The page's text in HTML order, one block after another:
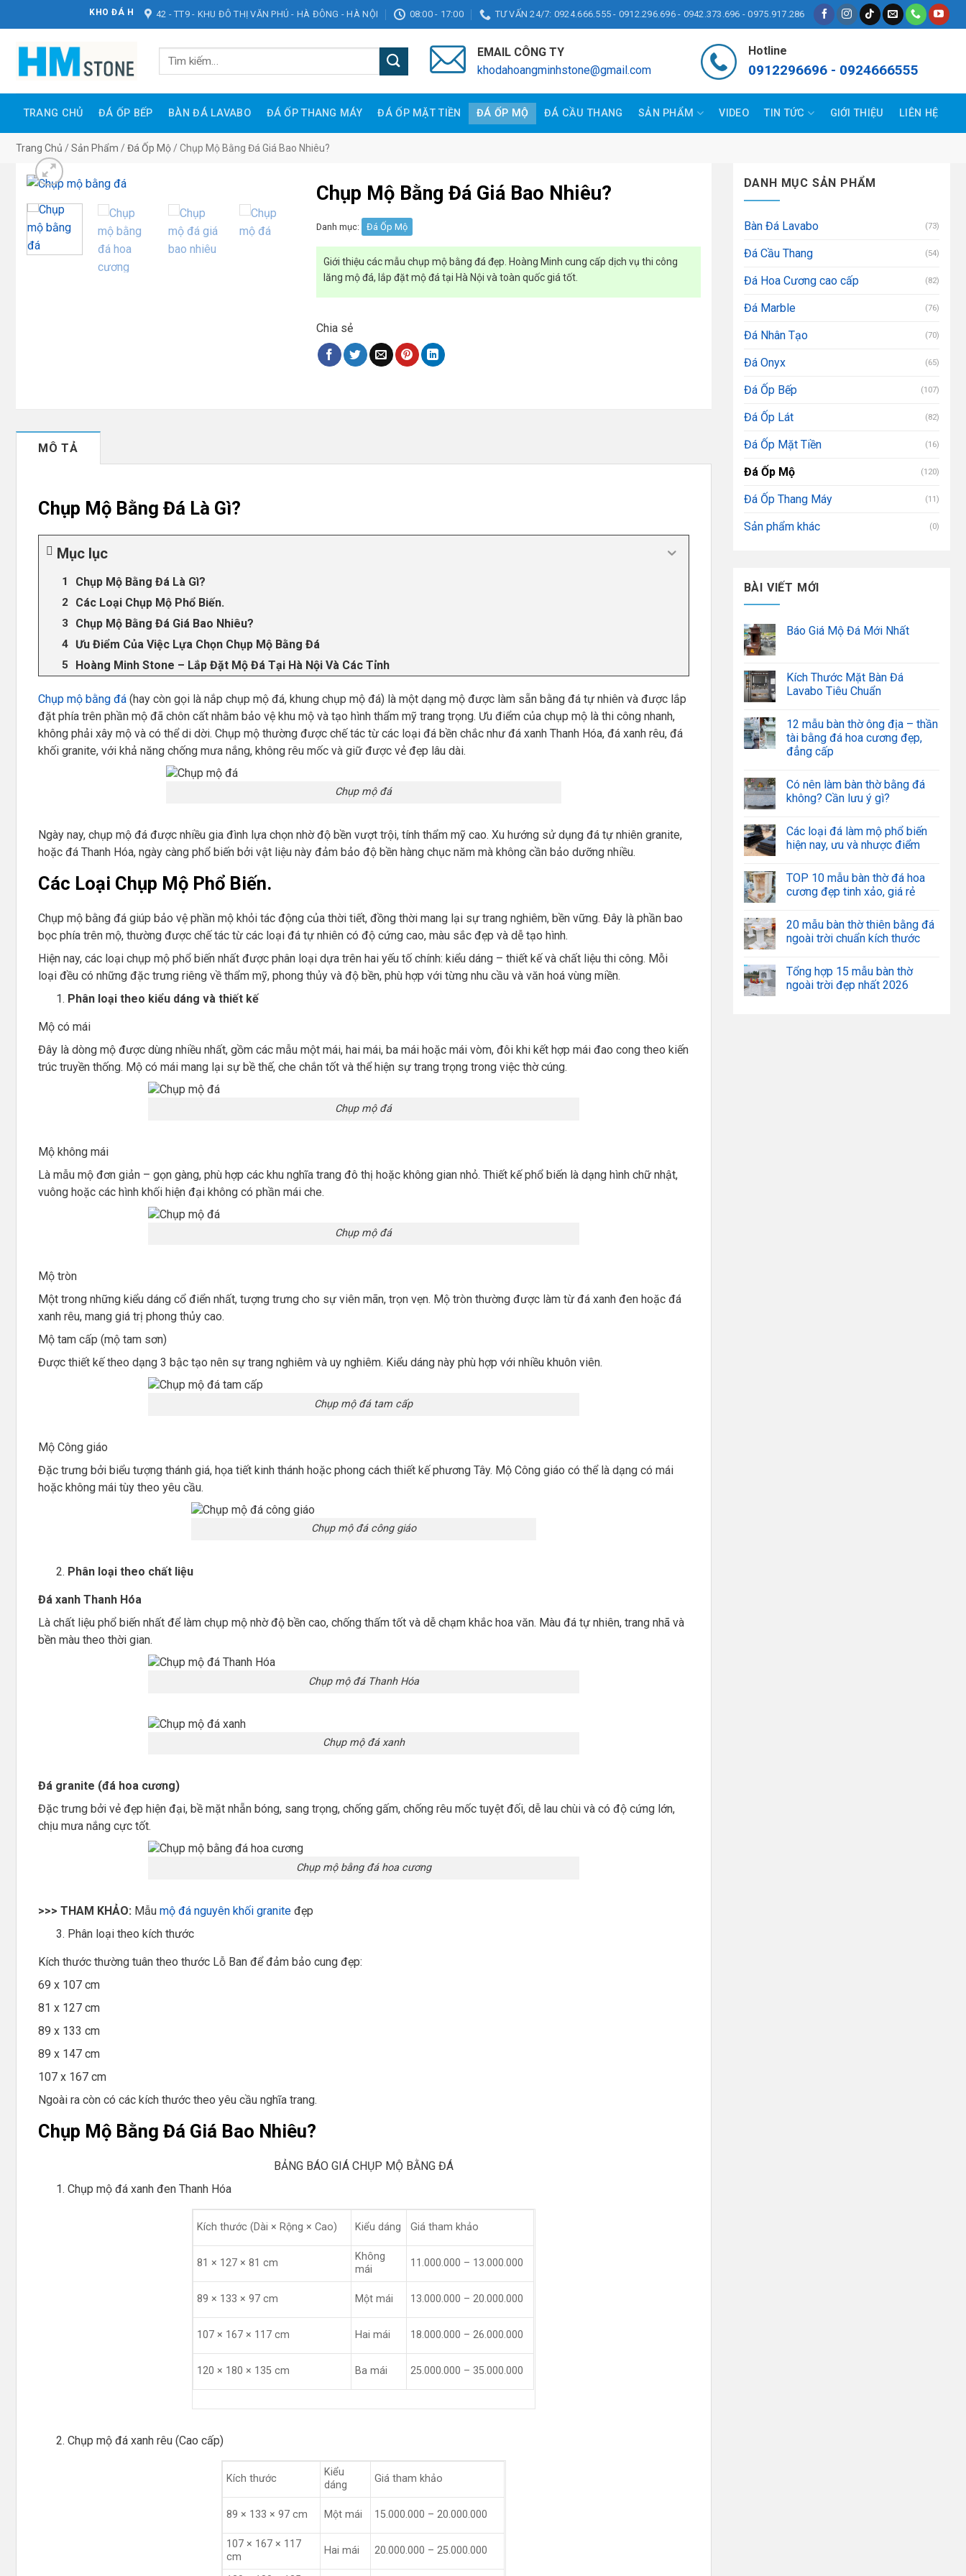
qua
KHO ĐÁ HOÀNG MINH STONE 42 - TT9 - KHU ĐÔ THỊ VĂN PHÚ - HÀ ĐÔNG - HÀ NỘI 08:00 - 17:00 TƯ VẤN 24/7: 0924.666.555 - 0912.296.696 - 0942.373.696 - 0975.917.286
Tìm
kiếm:
EMAIL CÔNG TY
khodahoangminhstone@gmail.com
Hotline
0912296696 - 0924666555
TRANG CHỦ ĐÁ ỐP BẾP BÀN ĐÁ LAVABO ĐÁ ỐP THANG MÁY ĐÁ ỐP MẶT TIỀN ĐÁ ỐP MỘ ĐÁ CẦU THANG SẢN PHẨM VIDEO TIN TỨC GIỚI THIỆU LIÊN HỆ
Trang Chủ / Sản Phẩm / Đá Ốp Mộ / Chụp Mộ Bằng Đá Giá Bao Nhiêu?
DANH MỤC SẢN PHẨM
Bàn Đá Lavabo (73)
Đá Cầu Thang (54)
Đá Hoa Cương cao cấp (82)
Đá Marble (76)
Đá Nhân Tạo (70)
Đá Onyx (65)
Đá Ốp Bếp (107)
Đá Ốp Lát (82)
Đá Ốp Mặt Tiền (16)
Đá Ốp Mộ (120)
Đá Ốp Thang Máy (11)
Sản phẩm khác (0)
BÀI VIẾT MỚI
Báo Giá Mộ Đá Mới Nhất
Kích Thước Mặt Bàn Đá
Lavabo Tiêu Chuẩn
12 mẫu bàn thờ ông địa – thần
tài bằng đá hoa cương đẹp,
đẳng cấp
Có nên làm bàn thờ bằng đá
không? Cần lưu ý gì?
Các loại đá làm mộ phổ biến
hiện nay, ưu và nhược điểm
TOP 10 mẫu bàn thờ đá hoa
cương đẹp tinh xảo, giá rẻ
20 mẫu bàn thờ thiên bằng đá
ngoài trời chuẩn kích thước
Tổng hợp 15 mẫu bàn thờ
ngoài trời đẹp nhất 2026
Chụp Mộ Bằng Đá Giá Bao Nhiêu?
Danh mục: Đá Ốp Mộ
Giới thiệu các mẫu chụp mộ bằng đá đẹp. Hoàng Minh cung cấp dịch vụ thi công
lăng mộ đá, lắp đặt mộ đá tại Hà Nội và toàn quốc giá tốt.
Chia sẻ
MÔ TẢ
Chụp Mộ Bằng Đá Là Gì?
Mục lục
Chụp Mộ Bằng Đá Là Gì?
Các Loại Chụp Mộ Phổ Biến.
Chụp Mộ Bằng Đá Giá Bao Nhiêu?
Ưu Điểm Của Việc Lựa Chọn Chụp Mộ Bằng Đá
Hoàng Minh Stone – Lắp Đặt Mộ Đá Tại Hà Nội Và Các Tỉnh
Chụp mộ bằng đá (hay còn gọi là nắp chụp mộ đá, khung chụp mộ đá) là một dạng mộ được làm sẵn bằng đá tự nhiên và được lắp
đặt phía trên phần mộ đã chôn cất nhằm bảo vệ khu mộ và tạo hình thẩm mỹ trang trọng. Ưu điểm của chụp mộ là thi công nhanh,
không phải xây mộ và có thể di dời. Chụp mộ thường được chế tác từ các loại đá bền chắc như đá xanh Thanh Hóa, đá xanh rêu, đá
khối granite, với khả năng chống mưa nắng, không rêu mốc và giữ được vẻ đẹp lâu dài.
Chụp mộ đá
Ngày nay, chụp mộ đá được nhiều gia đình lựa chọn nhờ độ bền vượt trội, tính thẩm mỹ cao. Xu hướng sử dụng đá tự nhiên granite,
hoặc đá Thanh Hóa, ngày càng phổ biến bởi vật liệu này đảm bảo độ bền hàng chục năm mà không cần bảo dưỡng nhiều.
Các Loại Chụp Mộ Phổ Biến.
Chụp mộ bằng đá giúp bảo vệ phần mộ khỏi tác động của thời tiết, đồng thời mang lại sự trang nghiêm, bền vững. Đây là phần bao
bọc phía trên mộ, thường được chế tác từ các loại đá tự nhiên có độ cứng cao, màu sắc đẹp và dễ tạo hình.
Hiện nay, các loại chụp mộ phổ biến nhất được phân loại dựa trên hai yếu tố chính: kiểu dáng – thiết kế và chất liệu thi công. Mỗi
loại đều có những đặc trưng riêng về thẩm mỹ, phong thủy và độ bền, phù hợp với từng nhu cầu và văn hoá vùng miền.
Phân loại theo kiểu dáng và thiết kế
Mộ có mái
Đây là dòng mộ được dùng nhiều nhất, gồm các mẫu một mái, hai mái, ba mái hoặc mái vòm, đôi khi kết hợp mái đao cong theo kiến
trúc truyền thống. Mộ có mái mang lại sự bề thế, che chắn tốt và thể hiện sự trang trọng trong việc thờ cúng.
Chụp mộ đá
Mộ không mái
Là mẫu mộ đơn giản – gọn gàng, phù hợp các khu nghĩa trang đô thị hoặc không gian nhỏ. Thiết kế phổ biến là dạng hình chữ nhật,
vuông hoặc các hình khối hiện đại không có phần mái che.
Chụp mộ đá
Mộ tròn
Một trong những kiểu dáng cổ điển nhất, tượng trưng cho sự viên mãn, trọn vẹn. Mộ tròn thường được làm từ đá xanh đen hoặc đá
xanh rêu, mang giá trị phong thủy cao.
Mộ tam cấp (mộ tam sơn)
Được thiết kế theo dạng 3 bậc tạo nên sự trang nghiêm và uy nghiêm. Kiểu dáng này phù hợp với nhiều khuôn viên.
Chụp mộ đá tam cấp
Mộ Công giáo
Đặc trưng bởi biểu tượng thánh giá, họa tiết kinh thánh hoặc phong cách thiết kế phương Tây. Mộ Công giáo có thể là dạng có mái
hoặc không mái tùy theo yêu cầu.
Chụp mộ đá công giáo
Phân loại theo chất liệu
Đá xanh Thanh Hóa
Là chất liệu phổ biến nhất để làm chụp mộ nhờ độ bền cao, chống thấm tốt và dễ chạm khắc hoa văn. Màu đá tự nhiên, trang nhã và
bền màu theo thời gian.
Chụp mộ đá Thanh Hóa
Chụp mộ đá xanh
Đá granite (đá hoa cương)
Đặc trưng bởi vẻ đẹp hiện đại, bề mặt nhẵn bóng, sang trọng, chống gấm, chống rêu mốc tuyệt đối, dễ lau chùi và có độ cứng lớn,
chịu mưa nắng cực tốt.
Chụp mộ bằng đá hoa cương
>>> THAM KHẢO: Mẫu mộ đá nguyên khối granite đẹp
Phân loại theo kích thước
Kích thước thường tuân theo thước Lỗ Ban để đảm bảo cung đẹp:
69 x 107 cm
81 x 127 cm
89 x 133 cm
89 x 147 cm
107 x 167 cm
Ngoài ra còn có các kích thước theo yêu cầu nghĩa trang.
Chụp Mộ Bằng Đá Giá Bao Nhiêu?
BẢNG BÁO GIÁ CHỤP MỘ BẰNG ĐÁ
Chụp mộ đá xanh đen Thanh Hóa
Kích thước (Dài × Rộng × Cao) Kiểu dáng Giá tham khảo
81 × 127 × 81 cm
Không
mái
11.000.000 – 13.000.000
89 × 133 × 97 cm Một mái 13.000.000 – 20.000.000
107 × 167 × 117 cm Hai mái 18.000.000 – 26.000.000
120 × 180 × 135 cm Ba mái 25.000.000 – 35.000.000
Chụp mộ đá xanh rêu (Cao cấp)
Kích thước
Kiểu
dáng
Giá tham khảo
89 × 133 × 97 cm Một mái 15.000.000 – 20.000.000
107 × 167 × 117
cm
Hai mái 20.000.000 – 25.000.000